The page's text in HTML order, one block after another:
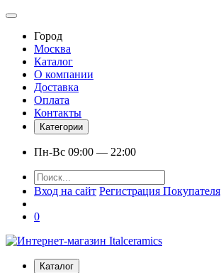
Город
Москва
Каталог
О компании
Доставка
Оплата
Контакты
Категории
Пн-Вс 09:00 — 22:00
Вход на сайт Регистрация Покупателя
0
Каталог